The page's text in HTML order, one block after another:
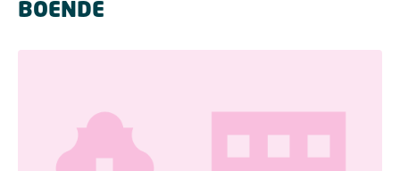
BOENDE